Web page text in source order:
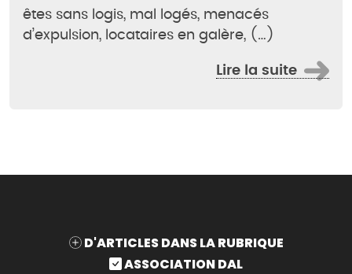
êtes sans logis, mal logés, menacés
d’expulsion, locataires en galère, (…)
Lire la suite
D'ARTICLES DANS LA RUBRIQUE
ASSOCIATION DAL